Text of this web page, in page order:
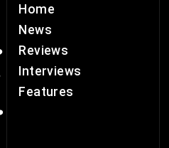
Home
News
Reviews
Interviews
Features